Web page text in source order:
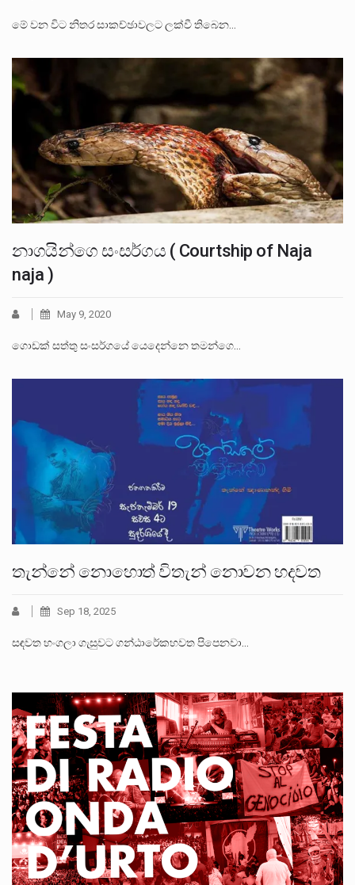
මේ වන විට නිතර සාකච්ඡාවලට ලක්වී තිබෙන…
නාගයින්ගෙ සංසර්ගය ( Courtship of Naja
naja )
May 9, 2020
ගොඩක් සත්තු සංසර්ගයේ යෙදෙන්නෙ තමන්ගෙ…
තැන්නේ නොහොත් විතැන් නොවන හදවත
Sep 18, 2025
සඳවත හංගලා ගැසුවට ගන්ඨාරේකහවත පිපෙනවා…